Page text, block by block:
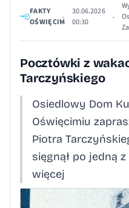
FAKTY
OŚWIĘCIM
•
30.06.2026
00:30
•
Pocztówki z
Tarczyńskiego
Osiedlowy Dom
Oświęcimiu
Piotra
sięgnął po jedną
więcej